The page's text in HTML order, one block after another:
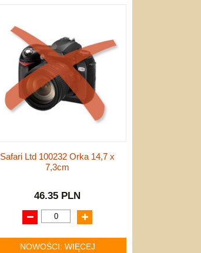
Safari Ltd 100232 Orka 14,7 x
7,3cm
46.35 PLN
NOWOŚCI: WIĘCEJ